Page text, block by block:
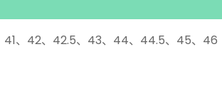
41、42、42.5、43、44、44.5、45、46